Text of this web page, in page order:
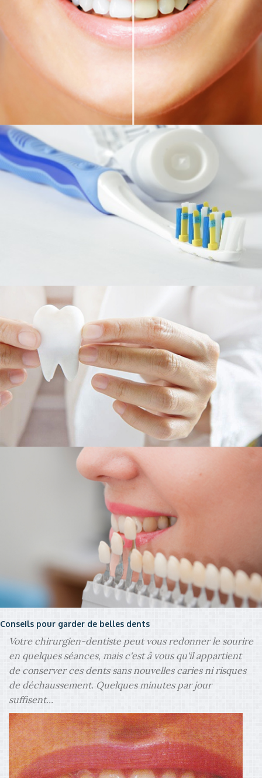
Conseils pour garder de belles dents
Votre chirurgien-dentiste peut vous redonner le sourire
en quelques séances, mais c'est â vous qu'il appartient
de conserver ces dents sans nouvelles caries ni risques
de déchaussement. Quelques minutes par jour
suffisent...